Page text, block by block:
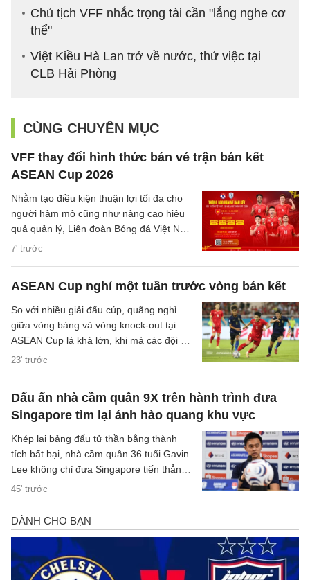
Chủ tịch VFF nhắc trọng tài cần "lắng nghe cơ
thể"
Việt Kiều Hà Lan trở về nước, thử việc tại
CLB Hải Phòng
CÙNG CHUYÊN MỤC
VFF thay đổi hình thức bán vé trận bán kết
ASEAN Cup 2026
7' trước
Nhằm tạo điều kiện thuận lợi tối đa cho
người hâm mộ cũng như nâng cao hiệu
quả quản lý, Liên đoàn Bóng đá Việt Nam
(VFF) đã chính thức thông báo về việc
ASEAN Cup nghỉ một tuần trước vòng bán kết
23' trước
So với nhiều giải đấu cúp, quãng nghỉ
giữa vòng bảng và vòng knock-out tại
ASEAN Cup là khá lớn, khi mà các đội sẽ
có quãng nghỉ lên tới một tuần cho các
Dấu ấn nhà cầm quân 9X trên hành trình đưa
Singapore tìm lại ánh hào quang khu vực
45' trước
Khép lại bảng đấu tử thần bằng thành
tích bất bại, nhà cầm quân 36 tuổi Gavin
Lee không chỉ đưa Singapore tiến thẳng
vào bán kết ASEAN Cup 2026, mà còn
khoa học của chiến lược gia trẻ tuổi bậc
nhất khu vực.